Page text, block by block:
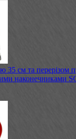
35 см та перерізом
наконечниками